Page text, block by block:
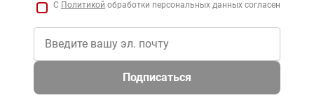
С Политикой обработки персональных данных согласен
Подписаться